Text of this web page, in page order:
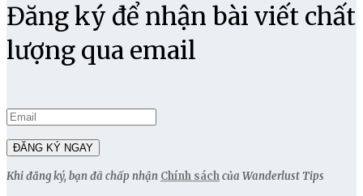
Đăng ký để nhận bài viết chất
lượng qua email
Khi đăng ký, bạn đã chấp nhận Chính sáchcủa Wanderlust Tips